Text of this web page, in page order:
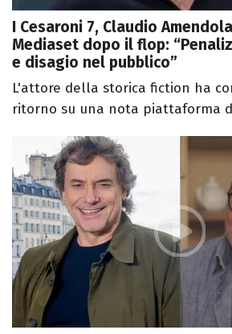
I Cesaroni 7, Claudio
Mediaset dopo il flop:
e disagio nel pubblico”
L'attore della storica fiction ha
ritorno su una nota piattaforma